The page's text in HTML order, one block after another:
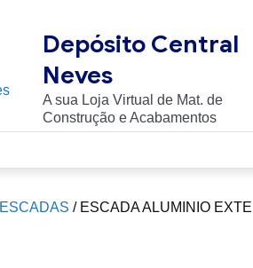
Depósito Central
Neves
A sua Loja Virtual de Mat. de
Construção e Acabamentos
ESCADAS / ESCADA ALUMINIO